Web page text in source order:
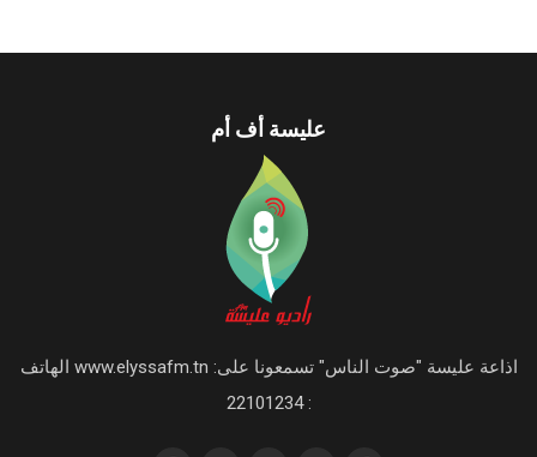
عليسة أف أم
اذاعة عليسة "صوت الناس" تسمعونا على: www.elyssafm.tn الهاتف
: 22101234